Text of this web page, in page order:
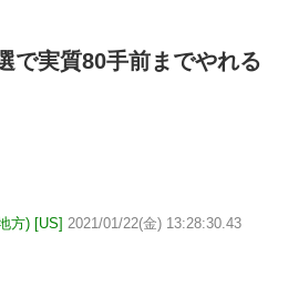
で実質80手前までやれる
方) [US] 2021/01/22(金) 13:28:30.43